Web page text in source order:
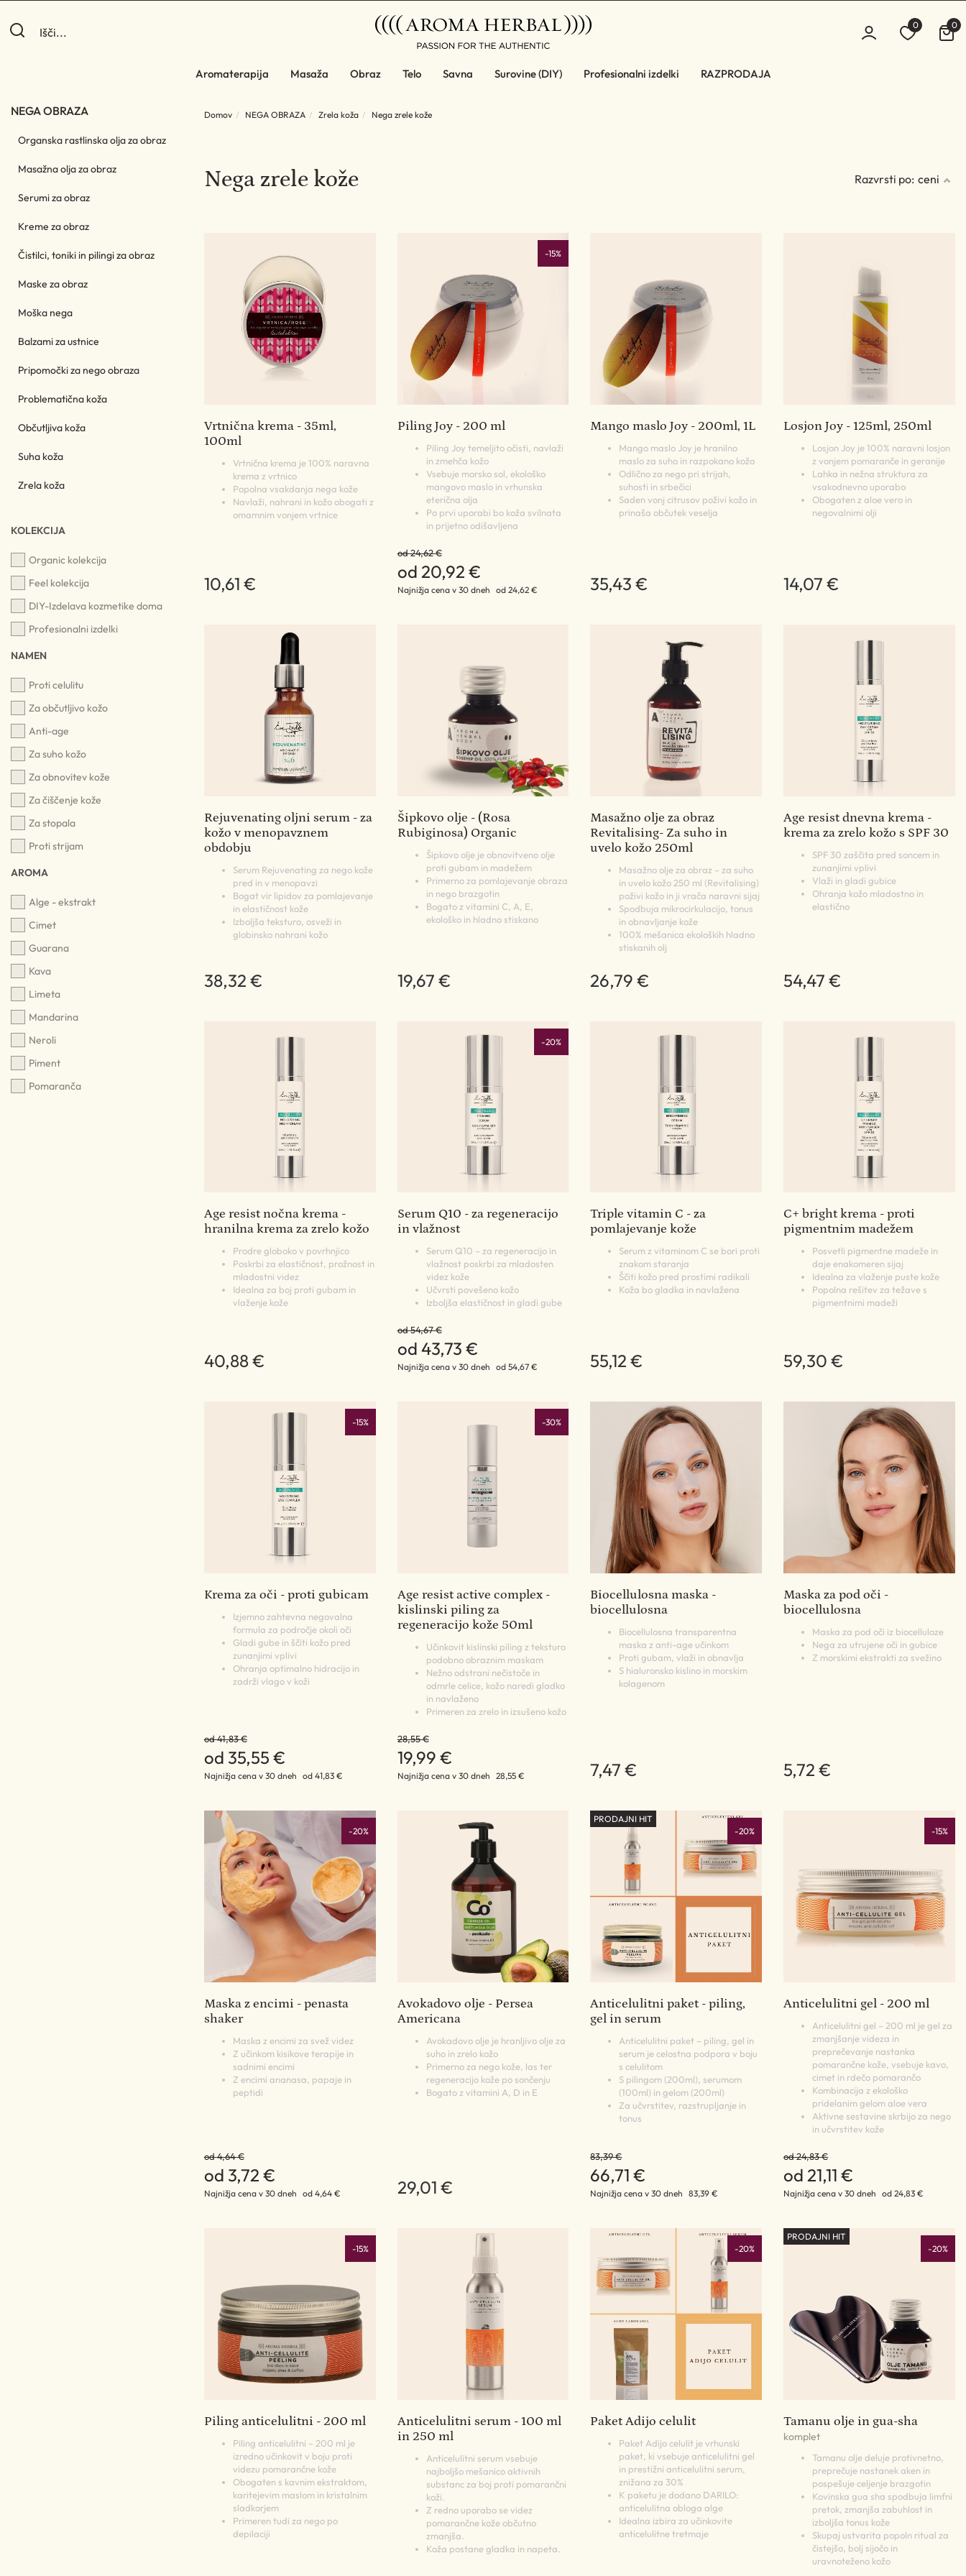
0 0
Aromaterapija Masaža Obraz Telo Savna Surovine (DIY) Profesionalni izdelki RAZPRODAJA
NEGA OBRAZA
Organska rastlinska olja za obraz
Masažna olja za obraz
Serumi za obraz
Kreme za obraz
Čistilci, toniki in pilingi za obraz
Maske za obraz
Moška nega
Balzami za ustnice
Pripomočki za nego obraza
Problematična koža
Občutljiva koža
Suha koža
Zrela koža
KOLEKCIJA
Organic kolekcija
Feel kolekcija
DIY-Izdelava kozmetike doma
Profesionalni izdelki
NAMEN
Proti celulitu
Za občutljivo kožo
Anti-age
Za suho kožo
Za obnovitev kože
Za čiščenje kože
Za stopala
Proti strijam
AROMA
Alge - ekstrakt
Cimet
Guarana
Kava
Limeta
Mandarina
Neroli
Piment
Pomaranča
Domov NEGA OBRAZA Zrela koža Nega zrele kože
Razvrsti po: ceni
Nega zrele kože
Vrtnična krema - 35ml,
100ml
Vrtnična krema je 100% naravna
krema z vrtnico
Popolna vsakdanja nega kože
Navlaži, nahrani in kožo obogati z
omamnim vonjem vrtnice
10,61 €
-15%
Piling Joy - 200 ml
Piling Joy temeljito očisti, navlaži
in zmehča kožo
Vsebuje morsko sol, ekološko
mangovo maslo in vrhunska
eterična olja
Po prvi uporabi bo koža svilnata
in prijetno odišavljena
od 24,62 €
od 20,92 €
Najnižja cena v 30 dneh od 24,62 €
Mango maslo Joy - 200ml, 1L
Mango maslo Joy je hranilno
maslo za suho in razpokano kožo
Odlično za nego pri strijah,
suhosti in srbečici
Saden vonj citrusov poživi kožo in
prinaša občutek veselja
35,43 €
Losjon Joy - 125ml, 250ml
Losjon Joy je 100% naravni losjon
z vonjem pomaranče in geranije
Lahka in nežna struktura za
vsakodnevno uporabo
Obogaten z aloe vero in
negovalnimi olji
14,07 €
Rejuvenating oljni serum - za
kožo v menopavznem
obdobju
Serum Rejuvenating za nego kože
pred in v menopavzi
Bogat vir lipidov za pomlajevanje
in elastičnost kože
Izboljša teksturo, osveži in
globinsko nahrani kožo
38,32 €
Šipkovo olje - (Rosa
Rubiginosa) Organic
Šipkovo olje je obnovitveno olje
proti gubam in madežem
Primerno za pomlajevanje obraza
in nego brazgotin
Bogato z vitamini C, A, E,
ekološko in hladno stiskano
19,67 €
Masažno olje za obraz
Revitalising- Za suho in
uvelo kožo 250ml
Masažno olje za obraz – za suho
in uvelo kožo 250 ml (Revitalising)
poživi kožo in ji vrača naravni sijaj
Spodbuja mikrocirkulacijo, tonus
in obnavljanje kože
100% mešanica ekoloških hladno
stiskanih olj
26,79 €
Age resist dnevna krema -
krema za zrelo kožo s SPF 30
SPF 30 zaščita pred soncem in
zunanjimi vplivi
Vlaži in gladi gubice
Ohranja kožo mladostno in
elastično
54,47 €
Age resist nočna krema -
hranilna krema za zrelo kožo
Prodre globoko v povrhnjico
Poskrbi za elastičnost, prožnost in
mladostni videz
Idealna za boj proti gubam in
vlaženje kože
40,88 €
-20%
Serum Q10 - za regeneracijo
in vlažnost
Serum Q10 – za regeneracijo in
vlažnost poskrbi za mladosten
videz kože
Učvrsti povešeno kožo
Izboljša elastičnost in gladi gube
od 54,67 €
od 43,73 €
Najnižja cena v 30 dneh od 54,67 €
Triple vitamin C - za
pomlajevanje kože
Serum z vitaminom C se bori proti
znakom staranja
Ščiti kožo pred prostimi radikali
Koža bo gladka in navlažena
55,12 €
C+ bright krema - proti
pigmentnim madežem
Posvetli pigmentne madeže in
daje enakomeren sijaj
Idealna za vlaženje puste kože
Popolna rešitev za težave s
pigmentnimi madeži
59,30 €
-15%
Krema za oči - proti gubicam
Izjemno zahtevna negovalna
formula za področje okoli oči
Gladi gube in ščiti kožo pred
zunanjimi vplivi
Ohranja optimalno hidracijo in
zadrži vlago v koži
od 41,83 €
od 35,55 €
Najnižja cena v 30 dneh od 41,83 €
-30%
Age resist active complex -
kislinski piling za
regeneracijo kože 50ml
Učinkovit kislinski piling z teksturo
podobno obraznim maskam
Nežno odstrani nečistoče in
odmrle celice, kožo naredi gladko
in navlaženo
Primeren za zrelo in izsušeno kožo
28,55 €
19,99 €
Najnižja cena v 30 dneh 28,55 €
Biocellulosna maska -
biocellulosna
Biocellulosna transparentna
maska z anti-age učinkom
Proti gubam, vlaži in obnavlja
S hialuronsko kislino in morskim
kolagenom
7,47 €
Maska za pod oči -
biocellulosna
Maska za pod oči iz biocelluloze
Nega za utrujene oči in gubice
Z morskimi ekstrakti za svežino
5,72 €
-20%
Maska z encimi - penasta
shaker
Maska z encimi za svež videz
Z učinkom kisikove terapije in
sadnimi encimi
Z encimi ananasa, papaje in
peptidi
od 4,64 €
od 3,72 €
Najnižja cena v 30 dneh od 4,64 €
Avokadovo olje - Persea
Americana
Avokadovo olje je hranljivo olje za
suho in zrelo kožo
Primerno za nego kože, las ter
regeneracijo kože po sončenju
Bogato z vitamini A, D in E
29,01 €
-20%
PRODAJNI HIT
Anticelulitni paket - piling,
gel in serum
Anticelulitni paket – piling, gel in
serum je celostna podpora v boju
s celulitom
S pilingom (200ml), serumom
(100ml) in gelom (200ml)
Za učvrstitev, razstrupljanje in
tonus
83,39 €
66,71 €
Najnižja cena v 30 dneh 83,39 €
-15%
Anticelulitni gel - 200 ml
Anticelulitni gel – 200 ml je gel za
zmanjšanje videza in
preprečevanje nastanka
pomarančne kože, vsebuje kavo,
cimet in rdečo pomarančo
Kombinacija z ekološko
pridelanim gelom aloe vera
Aktivne sestavine skrbijo za nego
in učvrstitev kože
od 24,83 €
od 21,11 €
Najnižja cena v 30 dneh od 24,83 €
-15%
Piling anticelulitni - 200 ml
Piling anticelulitni – 200 ml je
izredno učinkovit v boju proti
videzu pomarančne kože
Obogaten s kavnim ekstraktom,
karitejevim maslom in kristalnim
sladkorjem
Primeren tudi za nego po
depilaciji
Anticelulitni serum - 100 ml
in 250 ml
Anticelulitni serum vsebuje
najboljšo mešanico aktivnih
substanc za boj proti pomarančni
koži.
Z redno uporabo se videz
pomarančne kože občutno
zmanjša.
Koža postane gladka in napeta.
-20%
Paket Adijo celulit
Paket Adijo celulit je vrhunski
paket, ki vsebuje anticelulitni gel
in prestižni anticelulitni serum,
znižana za 30%
K paketu je dodano DARILO:
anticelulitna obloga alge
Idealna izbira za učinkovite
anticelulitne tretmaje
-20%
PRODAJNI HIT
Tamanu olje in gua-sha
komplet
Tamanu olje deluje protivnetno,
preprečuje nastanek aken in
pospešuje celjenje brazgotin
Kovinska gua sha spodbuja limfni
pretok, zmanjša zabuhlost in
izboljša tonus kože
Skupaj ustvarita popoln ritual za
čistejšo, bolj sijočo in
uravnoteženo kožo